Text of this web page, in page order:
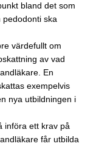
bland det som
pedodonti ska
värdefullt om
av vad
En
exempelvis
nya utbildningen i
införa ett krav på
får utbilda